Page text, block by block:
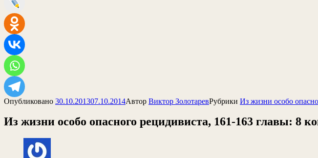
Опубликовано 30.10.201307.10.2014Автор Виктор ЗолотаревРубрики Из жизни особо
Из жизни особо опасного рецидивиста, 161-163 главы: 8